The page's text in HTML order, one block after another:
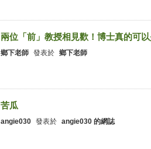
兩位「前」教授相見歡！博士真的可以
鄉下老師 發表於 鄉下老師
苦瓜
angie030 發表於 angie030 的網誌